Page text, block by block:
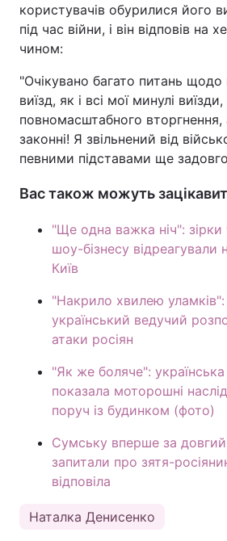
Тема оформлення
користувачів обурилися його
під час війни, і він відповів на
чином:
"Очікувано багато питань щодо
виїзд, як і всі мої минулі виїзди,
повномасштабного
законні! Я звільнений від
певними підставами ще
Вас також можуть
"Ще одна важка ніч": зірки
шоу-бізнесу відреагували
Київ
"Накрило хвилею
український ведучий
атаки росіян
"Як же боляче":
показала моторошні
поруч із будинком (фото)
Сумську вперше за
запитали про зятя-
відповіла
Наталка Денисенко